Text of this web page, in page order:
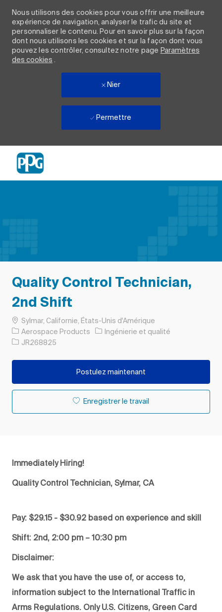
Nous utilisons des cookies pour vous offrir une meilleure
expérience de navigation, analyser le trafic du site et
personnaliser le contenu. Pour en savoir plus sur la façon
dont nous utilisons les cookies et sur la façon dont vous
pouvez les contrôler, consultez notre page Paramètres
des cookies .
Nier
Permettre
Quality Control Technician,
2nd Shift
Emplacement
Sylmar, Californie, États-Unis d'Amérique
Aerospace Products
Catégorie
Ingénierie et qualité
ID de l’emploi
JR268825
Postulez maintenant
Enregistrer le travail
Immediately Hiring!
Quality Control Technician, Sylmar, CA
Pay: $29.15 - $30.92 based on experience and skill
Shift: 2nd, 2:00 pm – 10:30 pm
Disclaimer:
We ask that you have the use of, or access to,
information subject to the International Traffic in
Arms Regulations. Only U.S. Citizens, Green Card